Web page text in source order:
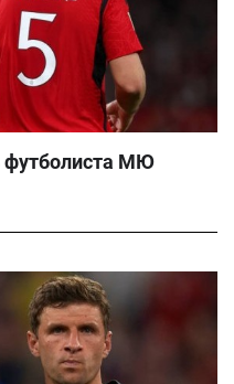
футболиста МЮ